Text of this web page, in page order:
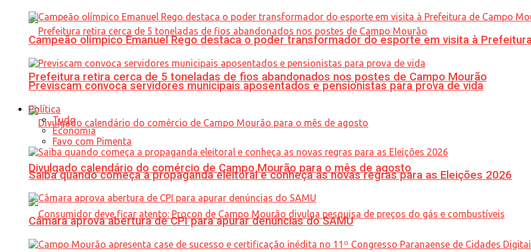
Prefeitura retira cerca de 5 toneladas de fios abandonados nos postes de Campo Mourão
Divulgado calendário do comércio de Campo Mourão para o mês de agosto
Campeão olímpico Emanuel Rego destaca o poder transformador do esporte em visita à
Previscam convoca servidores municipais aposentados e pensionistas para prova de vida
Política
Tudo
Economia
Favo com Pimenta
Saiba quando começa a propaganda eleitoral e conheça as novas regras para as Eleições 2026
Câmara aprova abertura de CPI para apurar denúncias do SAMU